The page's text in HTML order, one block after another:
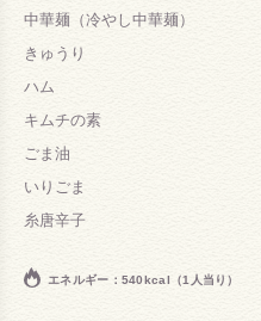
中華麺（冷やし中華麺）
きゅうり
ハム
キムチの素
ごま油
いりごま
糸唐辛子
エネルギー：540kcal（1人当り）